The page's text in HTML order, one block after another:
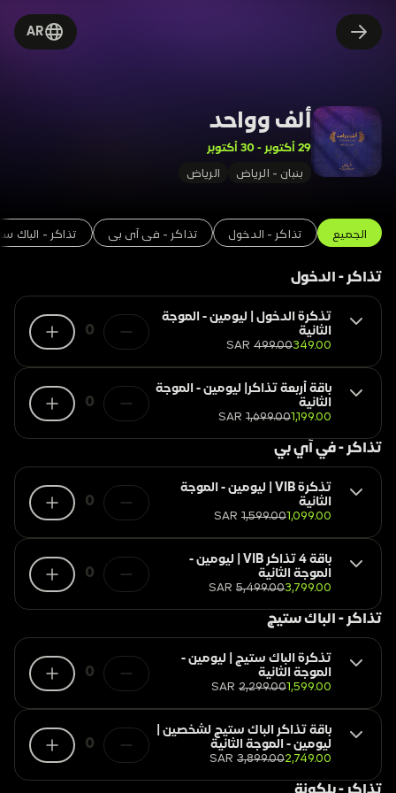
AR
ألف وواحد
29 أكتوبر - 30 أكتوبر
بنبان - الرياض الرياض
الجميع تذاكر - الدخول تذاكر - في آي بي تذاكر - الباك
تذاكر - الدخول
تذكرة الدخول | ليومين - الموجة
الثانية
SAR 499.00349.00
0
باقة أربعة تذاكر| ليومين - الموجة
الثانية
SAR 1,699.001,199.00
0
تذاكر - في آي بي
تذكرة VIB | ليومين - الموجة
الثانية
SAR 1,599.001,099.00
0
باقة 4 تذاكر VIB | ليومين -
الموجة الثانية
SAR 5,499.003,799.00
0
تذاكر - الباك ستيج
تذكرة الباك ستيج | ليومين -
الموجة الثانية
SAR 2,299.001,599.00
0
باقة تذاكر الباك ستيج لشخصين |
ليومين - الموجة الثانية
SAR 3,899.002,749.00
0